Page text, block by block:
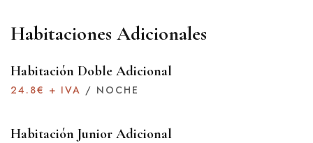
Habitaciones Adicionales
Habitación Doble Adicional
24.8€ + IVA / NOCHE
Habitación Junior Adicional